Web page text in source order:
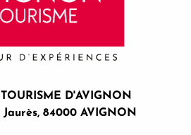
D'AVIGNON
Jaurès, 84000 AVIGNON